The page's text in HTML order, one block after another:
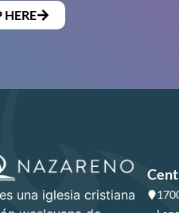
HERE
una iglesia cristiana